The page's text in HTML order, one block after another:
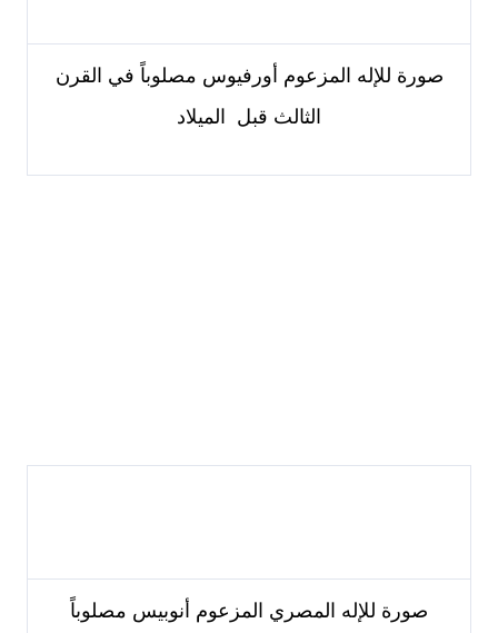
صورة للإله المزعوم أورفيوس مصلوباً في القرن
الثالث قبل الميلاد
صورة للإله المصري المزعوم أنوبيس مصلوباً